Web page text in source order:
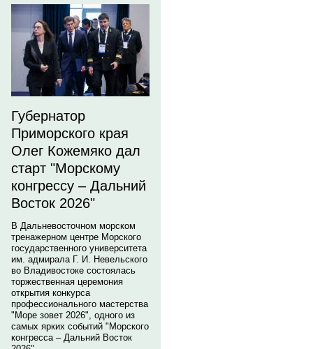
Губернатор
Приморского края
Олег Кожемяко дал
старт "Морскому
конгрессу – Дальний
Восток 2026"
В Дальневосточном морском
тренажерном центре Морского
государственного университета
им. адмирала Г. И. Невельского
во Владивостоке состоялась
торжественная церемония
открытия конкурса
профессионального мастерства
"Море зовет 2026", одного из
самых ярких событий "Морского
конгресса – Дальний Восток